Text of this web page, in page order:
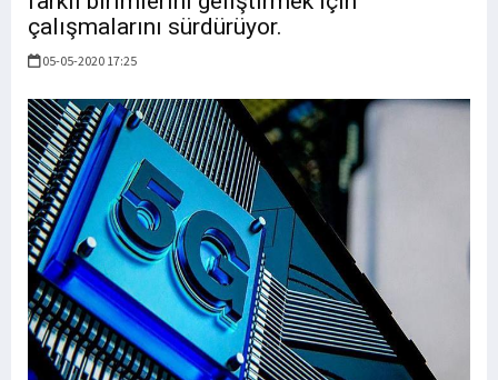
çalışmalarını sürdürüyor.
05-05-2020 17:25